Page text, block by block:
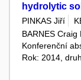
hydrolytic
PINKAS Jiří
BARNES Craig
Konferenční
Rok: 2014,